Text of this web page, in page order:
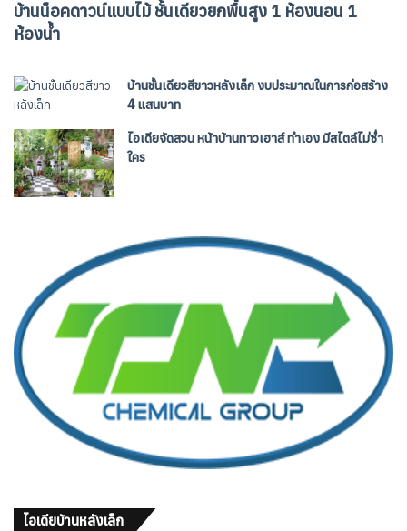
บ้านน็อคดาวน์แบบไม้ ชั้นเดียวยกพื้นสูง 1 ห้องนอน 1
ห้องน้ำ
บ้านชั้นเดียวสีขาวหลังเล็ก งบประมาณในการก่อสร้าง
4 แสนบาท
ไอเดียจัดสวน หน้าบ้านทาวเฮาส์ ทำเอง มีสไตล์ไม่ซ่ำ
ใคร
ไอเดียบ้านหลังเล็ก